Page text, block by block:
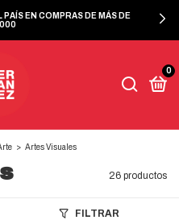
EN COMPRAS DE MÁS DE
0
> Artes Visuales
26 productos
FILTRAR